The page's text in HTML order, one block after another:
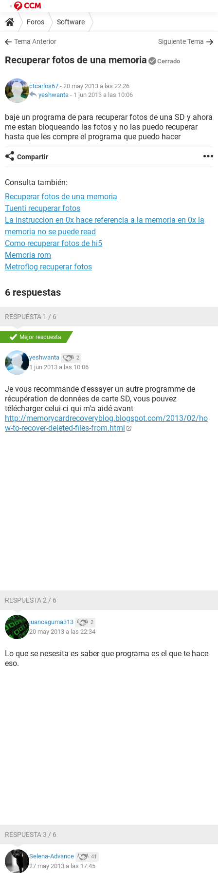
Foros Software
Tema Anterior Siguiente Tema
Recuperar fotos de una memoria Cerrado
ctcarlos67 - 20 may 2013 a las 22:26
yeshwanta - 1 jun 2013 a las 10:06
baje un programa de para recuperar fotos de una SD y ahora
me estan bloqueando las fotos y no las puedo recuperar
hasta que les compre el programa que puedo hacer
Compartir
Consulta también:
Recuperar fotos de una memoria
Tuenti recuperar fotos
La instruccion en 0x hace referencia a la memoria en 0x la
memoria no se puede read
Como recuperar fotos de hi5
Memoria rom
Metroflog recuperar fotos
6 respuestas
RESPUESTA 1 / 6
Mejor respuesta
yeshwanta 2
1 jun 2013 a las 10:06
Je vous recommande d'essayer un autre programme de
récupération de données de carte SD, vous pouvez
télécharger celui-ci qui m'a aidé avant
http://memorycardrecoveryblog.blogspot.com/2013/02/ho
w-to-recover-deleted-files-from.html
RESPUESTA 2 / 6
juancaguma313 2
20 may 2013 a las 22:34
Lo que se nesesita es saber que programa es el que te hace
eso.
RESPUESTA 3 / 6
Selena-Advance 41
27 may 2013 a las 17:45